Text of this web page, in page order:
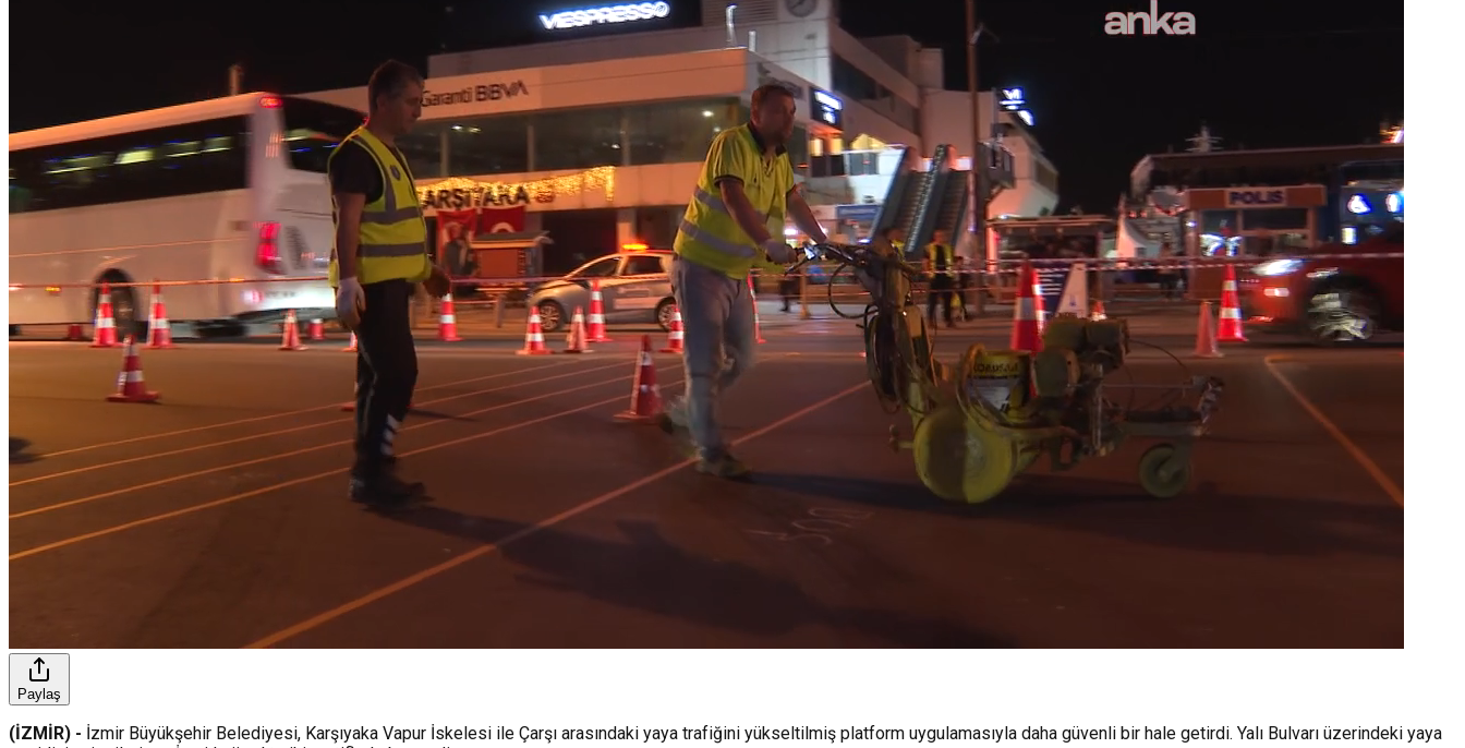
Paylaş
(İZMİR) - İzmir Büyükşehir Belediyesi, Karşıyaka Vapur İskelesi ile Çarşı arasındaki yaya trafiğini yükseltilmiş platform uygulamasıyla daha güvenli bir hale getirdi. Yalı Bulvarı üzerindeki yaya